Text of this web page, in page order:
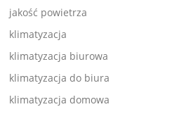
jakość powietrza
klimatyzacja
klimatyzacja biurowa
klimatyzacja do biura
klimatyzacja domowa